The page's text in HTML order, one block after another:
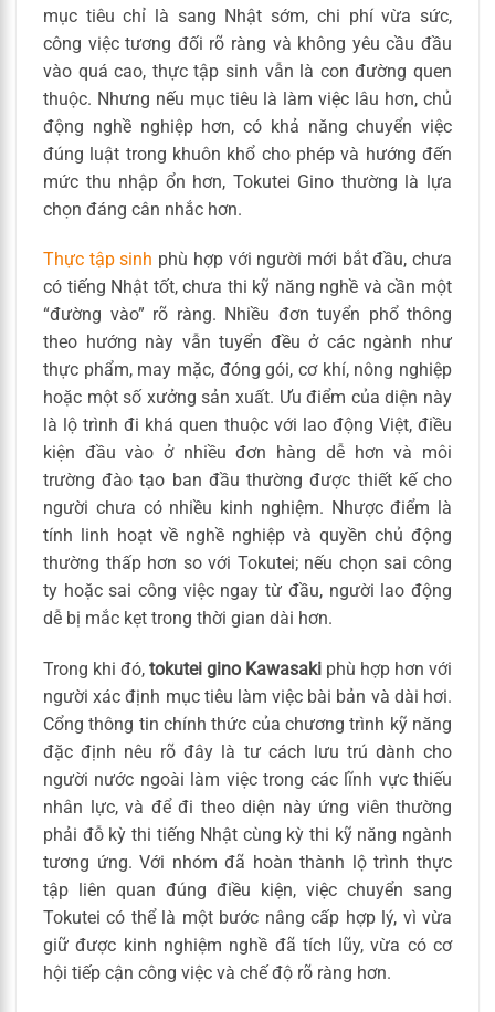
mục tiêu chỉ là sang Nhật sớm, chi phí vừa sức,
công việc tương đối rõ ràng và không yêu cầu đầu
vào quá cao, thực tập sinh vẫn là con đường quen
thuộc. Nhưng nếu mục tiêu là làm việc lâu hơn, chủ
động nghề nghiệp hơn, có khả năng chuyển việc
đúng luật trong khuôn khổ cho phép và hướng đến
mức thu nhập ổn hơn, Tokutei Gino thường là lựa
chọn đáng cân nhắc hơn.
Thực tập sinh phù hợp với người mới bắt đầu, chưa
có tiếng Nhật tốt, chưa thi kỹ năng nghề và cần một
“đường vào” rõ ràng. Nhiều đơn tuyển phổ thông
theo hướng này vẫn tuyển đều ở các ngành như
thực phẩm, may mặc, đóng gói, cơ khí, nông nghiệp
hoặc một số xưởng sản xuất. Ưu điểm của diện này
là lộ trình đi khá quen thuộc với lao động Việt, điều
kiện đầu vào ở nhiều đơn hàng dễ hơn và môi
trường đào tạo ban đầu thường được thiết kế cho
người chưa có nhiều kinh nghiệm. Nhược điểm là
tính linh hoạt về nghề nghiệp và quyền chủ động
thường thấp hơn so với Tokutei; nếu chọn sai công
ty hoặc sai công việc ngay từ đầu, người lao động
dễ bị mắc kẹt trong thời gian dài hơn.
Trong khi đó, tokutei gino Kawasaki phù hợp hơn với
người xác định mục tiêu làm việc bài bản và dài hơi.
Cổng thông tin chính thức của chương trình kỹ năng
đặc định nêu rõ đây là tư cách lưu trú dành cho
người nước ngoài làm việc trong các lĩnh vực thiếu
nhân lực, và để đi theo diện này ứng viên thường
phải đỗ kỳ thi tiếng Nhật cùng kỳ thi kỹ năng ngành
tương ứng. Với nhóm đã hoàn thành lộ trình thực
tập liên quan đúng điều kiện, việc chuyển sang
Tokutei có thể là một bước nâng cấp hợp lý, vì vừa
giữ được kinh nghiệm nghề đã tích lũy, vừa có cơ
hội tiếp cận công việc và chế độ rõ ràng hơn.